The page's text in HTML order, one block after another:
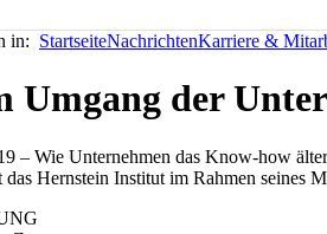
in: StartseiteNachrichtenKarriere &
Umgang der
– Wie Unternehmen das Know-how
das Hernstein Institut im Rahmen seines